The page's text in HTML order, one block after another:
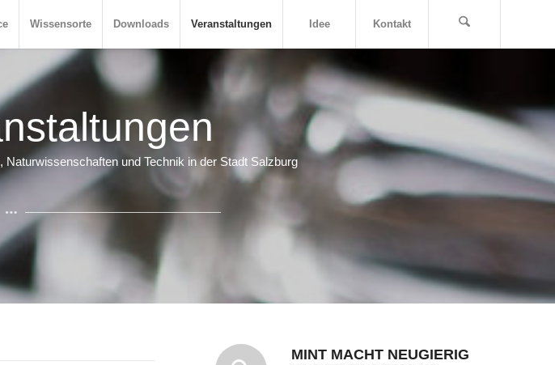
Wissensorte Downloads Veranstaltungen Idee Kontakt
und Technik in der Stadt Salzburg
MINT MACHT NEUGIERIG